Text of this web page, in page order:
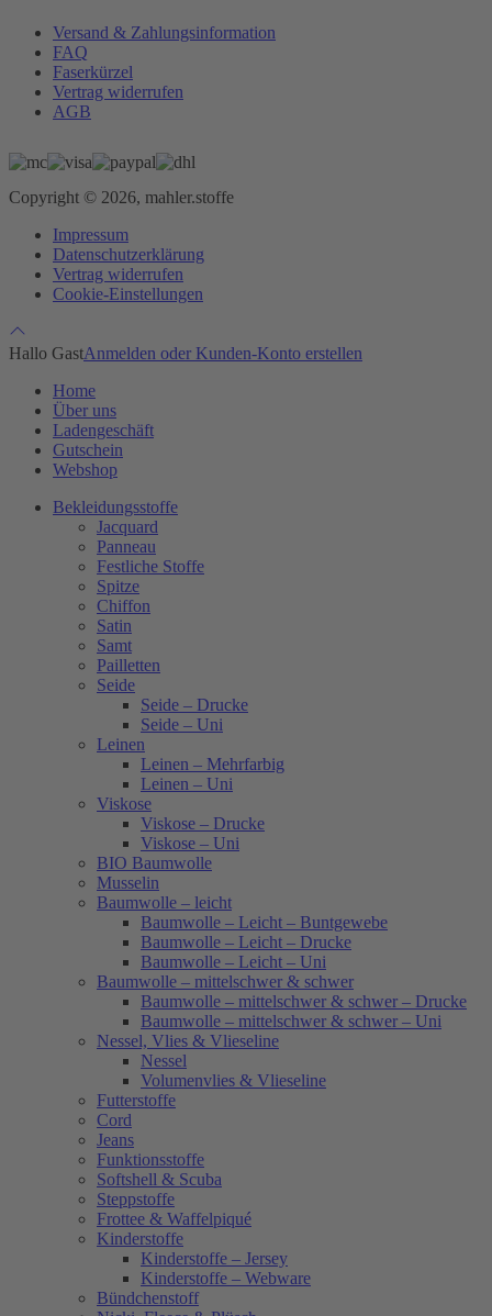
Versand & Zahlungsinformation
FAQ
Faserkürzel
Vertrag widerrufen
AGB
Copyright © 2026, mahler.stoffe
Impressum
Datenschutzerklärung
Vertrag widerrufen
Cookie-Einstellungen
Hallo GastAnmelden oder Kunden-Konto erstellen
Home
Über uns
Ladengeschäft
Gutschein
Webshop
Bekleidungsstoffe
Jacquard
Panneau
Festliche Stoffe
Spitze
Chiffon
Satin
Samt
Pailletten
Seide
Seide – Drucke
Seide – Uni
Leinen
Leinen – Mehrfarbig
Leinen – Uni
Viskose
Viskose – Drucke
Viskose – Uni
BIO Baumwolle
Musselin
Baumwolle – leicht
Baumwolle – Leicht – Buntgewebe
Baumwolle – Leicht – Drucke
Baumwolle – Leicht – Uni
Baumwolle – mittelschwer & schwer
Baumwolle – mittelschwer & schwer – Drucke
Baumwolle – mittelschwer & schwer – Uni
Nessel, Vlies & Vlieseline
Nessel
Volumenvlies & Vlieseline
Futterstoffe
Cord
Jeans
Funktionsstoffe
Softshell & Scuba
Steppstoffe
Frottee & Waffelpiqué
Kinderstoffe
Kinderstoffe – Jersey
Kinderstoffe – Webware
Bündchenstoff